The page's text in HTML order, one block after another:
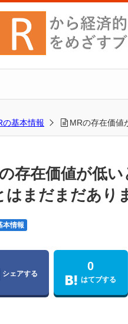
の基本情報 MRの存在価値
存在価値が低
はまだまだあり
本情報
シェアする
0
はてブする